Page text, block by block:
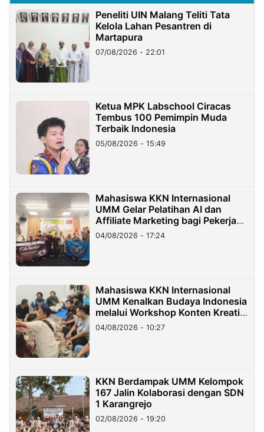
Peneliti UIN Malang Teliti Tata
Kelola Lahan Pesantren di
Martapura
07/08/2026 - 22:01
Ketua MPK Labschool Ciracas
Tembus 100 Pemimpin Muda
Terbaik Indonesia
05/08/2026 - 15:49
Mahasiswa KKN Internasional
UMM Gelar Pelatihan AI dan
Affiliate Marketing bagi Pekerja
Migran Indonesia di Taiwan
04/08/2026 - 17:24
Mahasiswa KKN Internasional
UMM Kenalkan Budaya Indonesia
melalui Workshop Konten Kreatif
di Taiwan
04/08/2026 - 10:27
KKN Berdampak UMM Kelompok
167 Jalin Kolaborasi dengan SDN
1 Karangrejo
02/08/2026 - 19:20